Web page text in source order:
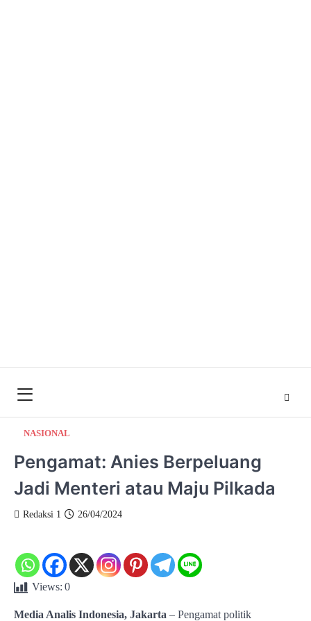
NASIONAL
Pengamat: Anies Berpeluang
Jadi Menteri atau Maju Pilkada
Redaksi 1 26/04/2024
Views: 0
Media Analis Indonesia, Jakarta – Pengamat politik